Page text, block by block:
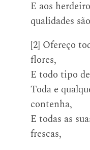
E aos
qualidades
[2] Ofereço
flores,
E todo tipo
Toda e
contenha,
E todas as
frescas,